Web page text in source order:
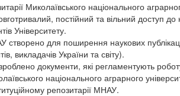
Миколаївського національного
постійний та вільний доступ
Університету.
створено для поширення наукових
викладачів України та світу).
документи, які регламентують
національного аграрного
репозитарії МНАУ.